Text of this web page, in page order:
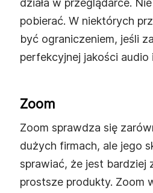
działa w przeglądarce.
pobierać. W niektórych
być ograniczeniem, jeśli
perfekcyjnej jakości audio
Zoom
Zoom sprawdza się
dużych firmach, ale jego
sprawiać, że jest bardziej
prostsze produkty. Zoom